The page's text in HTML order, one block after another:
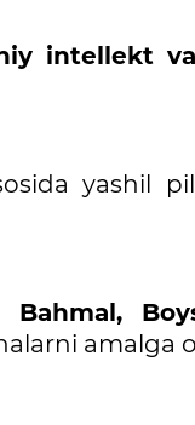
intellekt
yashil
Bahmal,
amalga